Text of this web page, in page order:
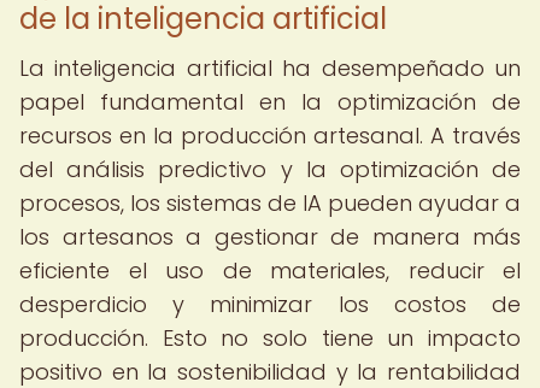
de la inteligencia artificial
La inteligencia artificial ha desempeñado un
papel fundamental en la optimización de
recursos en la producción artesanal. A través
del análisis predictivo y la optimización de
procesos, los sistemas de IA pueden ayudar a
los artesanos a gestionar de manera más
eficiente el uso de materiales, reducir el
desperdicio y minimizar los costos de
producción. Esto no solo tiene un impacto
positivo en la sostenibilidad y la rentabilidad